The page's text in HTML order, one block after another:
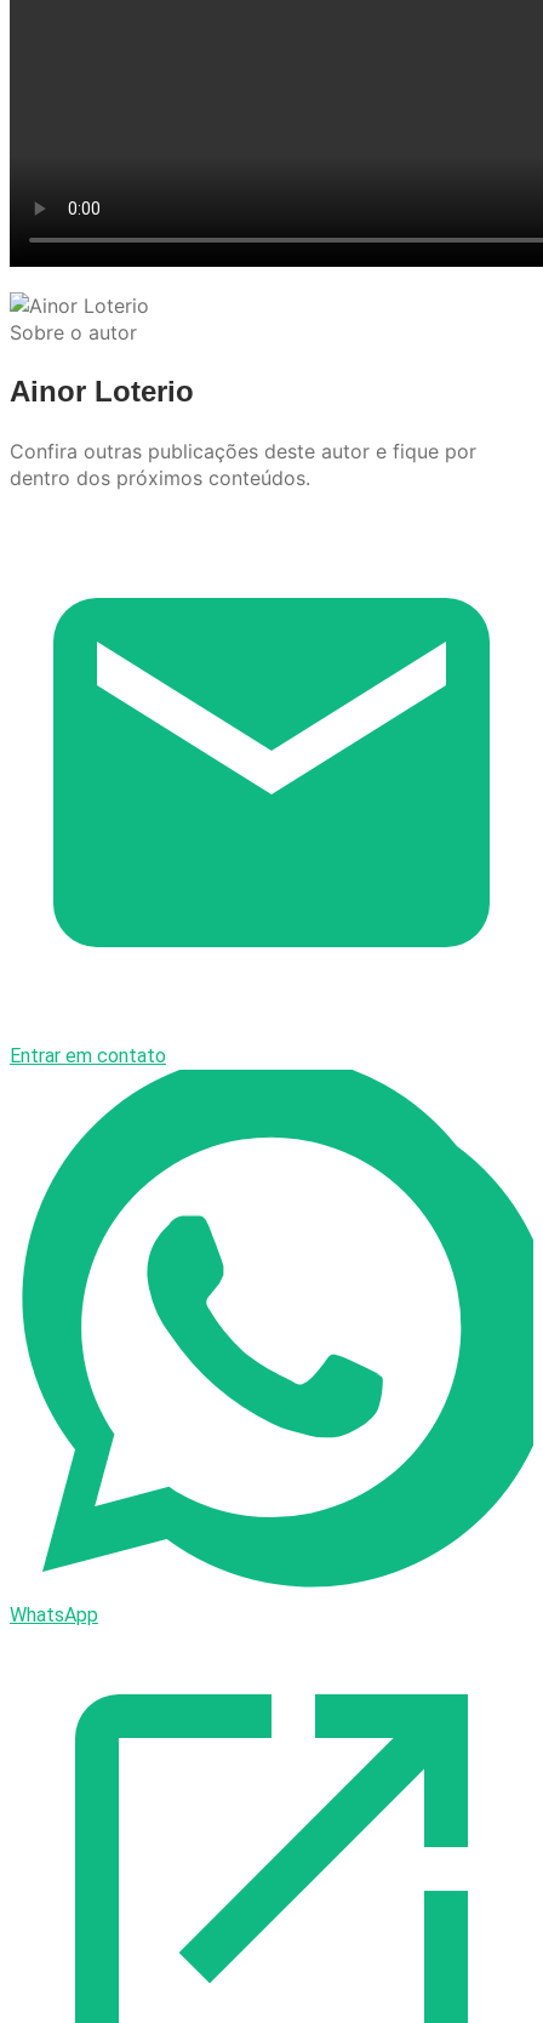
Sobre o autor
Ainor Loterio
Confira outras publicações deste autor e fique por
dentro dos próximos conteúdos.
Entrar em contato
WhatsApp